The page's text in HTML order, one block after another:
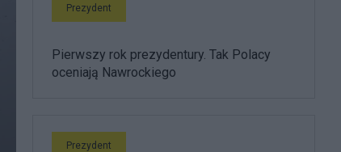
Prezydent
Pierwszy rok prezydentury. Tak Polacy
oceniają Nawrockiego
Prezydent